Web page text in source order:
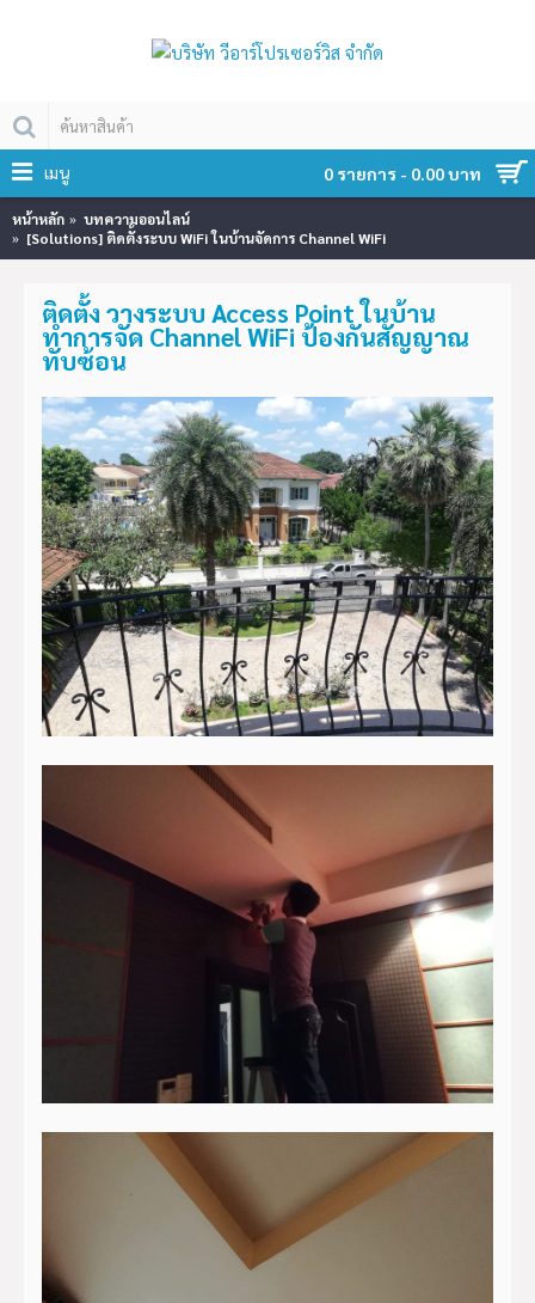
0 รายการ - 0.00 บาท
เมนู
หน้าหลัก
บทความออนไลน์
[Solutions] ติดตั้งระบบ WiFi ในบ้านจัดการ Channel WiFi
ติดตั้ง วางระบบ Access Point ในบ้าน
ทำการจัด Channel WiFi ป้องกันสัญญาณ
ทับซ้อน